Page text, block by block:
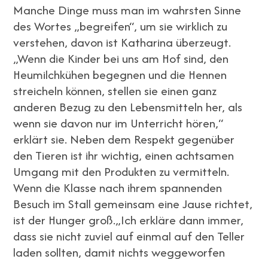
Manche Dinge muss man im wahrsten Sinne
des Wortes „begreifen“, um sie wirklich zu
verstehen, davon ist Katharina überzeugt.
„Wenn die Kinder bei uns am Hof sind, den
Heumilchkühen begegnen und die Hennen
streicheln können, stellen sie einen ganz
anderen Bezug zu den Lebensmitteln her, als
wenn sie davon nur im Unterricht hören,“
erklärt sie. Neben dem Respekt gegenüber
den Tieren ist ihr wichtig, einen achtsamen
Umgang mit den Produkten zu vermitteln.
Wenn die Klasse nach ihrem spannenden
Besuch im Stall gemeinsam eine Jause richtet,
ist der Hunger groß.„Ich erkläre dann immer,
dass sie nicht zuviel auf einmal auf den Teller
laden sollten, damit nichts weggeworfen